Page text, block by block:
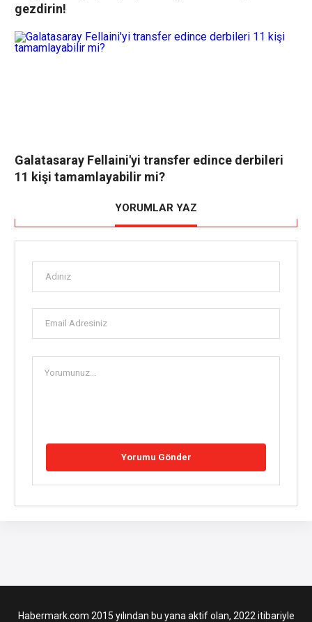
gezdirin!
Galatasaray Fellaini'yi transfer edince derbileri
11 kişi tamamlayabilir mi?
YORUMLAR YAZ
Habermark.com 2015 yılından bu yana aktif olan, 2022 itibariyle